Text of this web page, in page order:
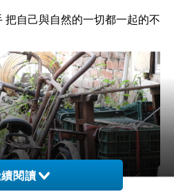
把自己與自然的一切都一起的不
閱讀